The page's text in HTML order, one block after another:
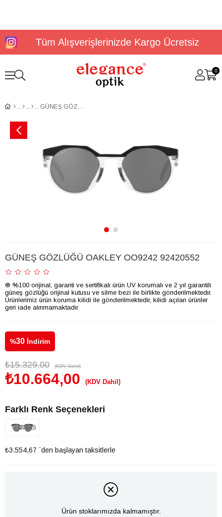
Tüm Alışverişlerinizde Kargo Ücretsiz
0
GÜNEŞ GÖZLÜĞÜ OAKLEY OO9242 92420552
GÜNEŞ GÖZLÜĞÜ OAKLEY OO9242 92420552
® %100 orijinal, garanti ve sertifikalı ürün UV korumalı ve 2 yıl garantili
güneş gözlüğü orijinal kutusu ve silme bezi ile birlikte gönderilmektedir.
Ürünlerimiz ürün koruma kilidi ile gönderilmektedir, kilidi açılan ürünler
geri iade alınmamaktadır.
%30 İndirim
₺15.329,00 (KDV Dahil)
₺10.664,00 (KDV Dahil)
Farklı Renk Seçenekleri
Tükendi
₺3.554,67 `den başlayan taksitlerle
Ürün stoklarımızda kalmamıştır.